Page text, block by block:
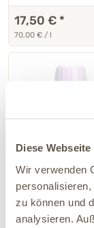
Diese
Wir verwenden
zu können und
analysieren.
17,50 € *
70,00 € / l
30,90 €*